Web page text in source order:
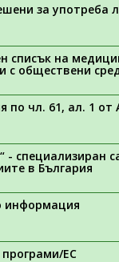
за употреба
списък на
с обществени
по чл. 61, ал. 1 от
- специализиран
в България
информация
ЕС